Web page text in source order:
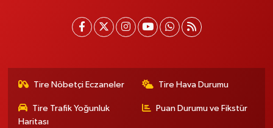
Tire Nöbetçi Eczaneler Tire Hava Durumu
Tire Trafik Yoğunluk
Haritası
Puan Durumu ve Fikstür